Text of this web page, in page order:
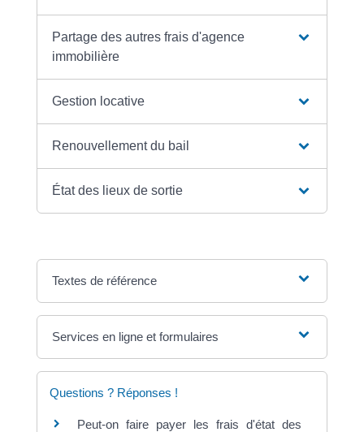
Partage des autres frais d'agence
immobilière
Gestion locative
Renouvellement du bail
État des lieux de sortie
Textes de référence
Services en ligne et formulaires
Questions ? Réponses !
Peut-on faire payer les frais d'état des